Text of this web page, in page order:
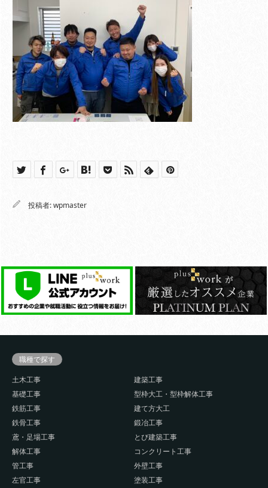
投稿者:wpmaster
職種で探す
土木工事
建築工事
基礎工事
型枠大工・型枠解体工事
鉄筋工事
建て方大工
鉄骨工事
鍛冶工事
鳶・足場工事
とび建築工事
解体工事
コンクリート工事
管工事
外壁工事
左官工事
塗装工事